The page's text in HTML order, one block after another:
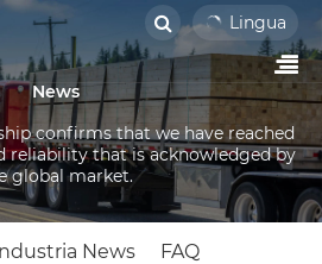
Lingua
News
confirms that we have reached
reliability that is acknowledged by
global market.
News FAQ